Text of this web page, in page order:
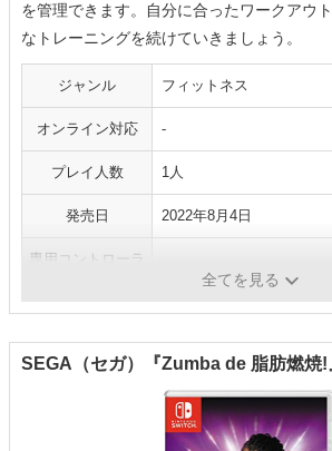
を管理できます。自分に合ったワークアウ
なトレーニングを続けていきましょう。
ジャンル フィットネス
オンライン対応 -
プレイ人数 1人
発売日 2022年8月4日
専用コントローラ
全てを見る
SEGA（セガ）『Zumba de 脂肪燃焼!